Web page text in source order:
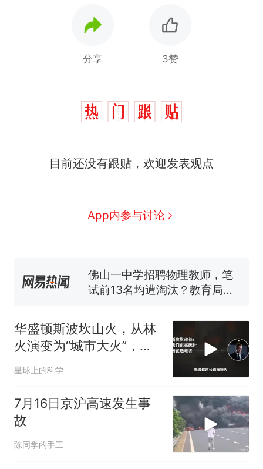
分享 3赞
目前还没有跟贴，欢迎发表观点
App内参与讨论
人生
新 费大厨“全国小炒肉大王”称
佛山一中学招聘物理教师，笔
试前13名均遭淘汰？教育局：
核查
官方通报
享界G9车型预售价公布：
43.98万起
那个在床头放菜刀的女孩，
人生
华盛顿斯波坎山火，从林
火演变为“城市大火”，到
底经历了什么？
星球上的科学
7月16日京沪高速发生事
故
陈同学的手工